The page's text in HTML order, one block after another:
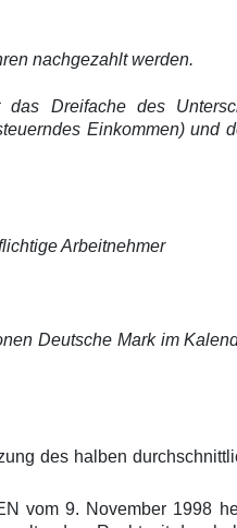
nachgezahlt werden.
Dreifache des
Einkommen) und
Arbeitnehmer
Deutsche Mark im
des halben
vom 9. November 1998